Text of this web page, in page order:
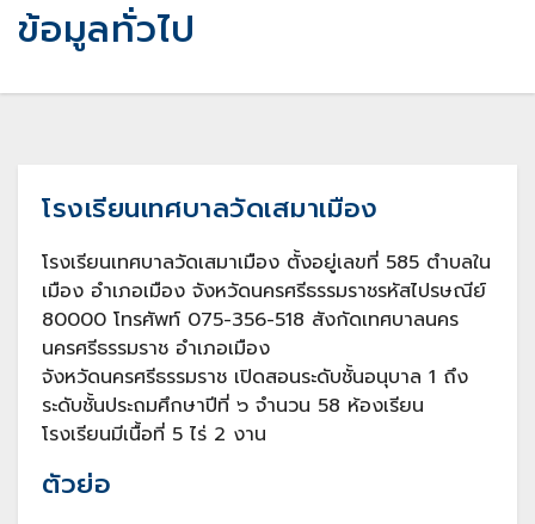
ข้อมูลทั่วไป
โรงเรียนเทศบาลวัดเสมาเมือง
โรงเรียนเทศบาลวัดเสมาเมือง ตั้งอยู่เลขที่ 585 ตำบลใน
เมือง อำเภอเมือง จังหวัดนครศรีธรรมราชรหัสไปรษณีย์
80000 โทรศัพท์ 075-356-518 สังกัดเทศบาลนคร
นครศรีธรรมราช อำเภอเมือง
จังหวัดนครศรีธรรมราช เปิดสอนระดับชั้นอนุบาล 1 ถึง
ระดับชั้นประถมศึกษาปีที่ ๖ จำนวน 58 ห้องเรียน
โรงเรียนมีเนื้อที่ 5 ไร่ 2 งาน
ตัวย่อ